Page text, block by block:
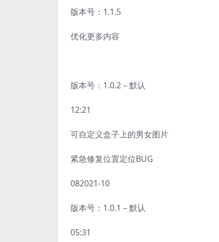
版本号：1.1.5
优化更多内容
版本号：1.0.2 – 默认
12:21
可自定义盒子上的男女图片
紧急修复位置定位BUG
082021-10
版本号：1.0.1 – 默认
05:31